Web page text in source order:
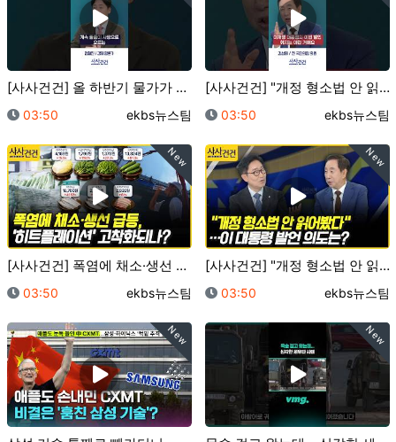
[사사건건] 올 하반기 물가가 심상치 않은 이유 (정철…
등록일
03:50 등록자
ekbs뉴스팀
[사사건건] "개정 형소법 안 읽어봤다" 이 대통령 발…
등록일
03:50 등록자
ekbs뉴스팀
New
[사사건건] 폭염에 채소·생선 급등, '히트플레이션'…
등록일
03:50 등록자
ekbs뉴스팀
New
[사사건건] "개정 형소법 안 읽어봤다"…이 대통령 발…
등록일
03:50 등록자
ekbs뉴스팀
New New